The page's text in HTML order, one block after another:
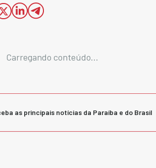
Carregando conteúdo...
as principais notícias da Paraíba e do Brasil